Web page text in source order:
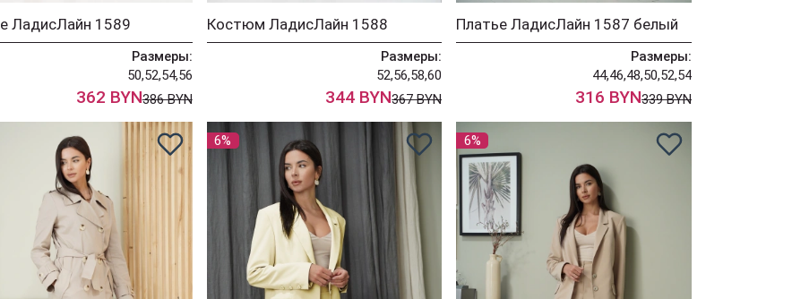
ЛадисЛайн 1589
Размеры:
50,52,54,56
362 BYN386 BYN
Костюм ЛадисЛайн 1588
Размеры:
52,56,58,60
344 BYN367 BYN
Платье ЛадисЛайн 1587 белый
Размеры:
44,46,48,50,52,54
316 BYN339 BYN
6% 6%